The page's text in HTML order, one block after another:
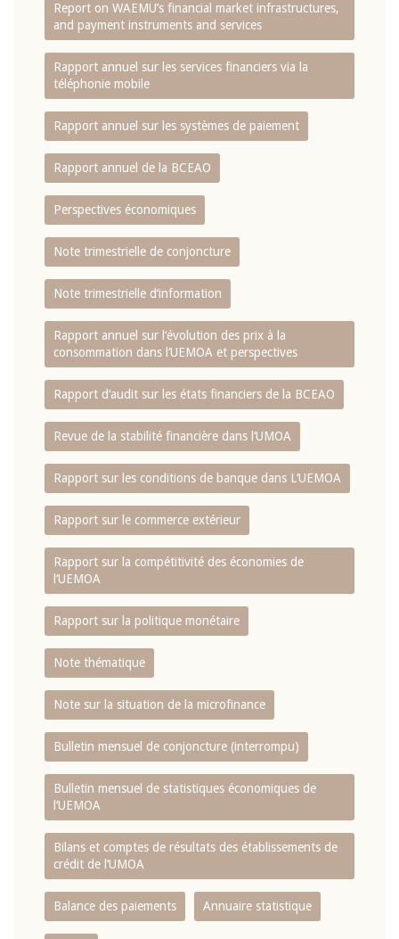
Report on WAEMU’s financial market infrastructures,
and payment instruments and services
Rapport annuel sur les services financiers via la
téléphonie mobile
Rapport annuel sur les systèmes de paiement
Rapport annuel de la BCEAO
Perspectives économiques
Note trimestrielle de conjoncture
Note trimestrielle d‘information
Rapport annuel sur l‘évolution des prix à la
consommation dans l‘UEMOA et perspectives
Rapport d‘audit sur les états financiers de la BCEAO
Revue de la stabilité financière dans l‘UMOA
Rapport sur les conditions de banque dans L‘UEMOA
Rapport sur le commerce extérieur
Rapport sur la compétitivité des économies de
l‘UEMOA
Rapport sur la politique monétaire
Note thématique
Note sur la situation de la microfinance
Bulletin mensuel de conjoncture (interrompu)
Bulletin mensuel de statistiques économiques de
l‘UEMOA
Bilans et comptes de résultats des établissements de
crédit de l‘UMOA
Balance des paiements Annuaire statistique